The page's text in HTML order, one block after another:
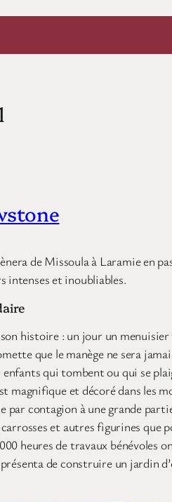
de Missoula à Laramie en
intenses et inoubliables.
histoire : un jour un
que le manège ne sera
qui tombent ou qui se
magnifique et décoré dans les
par contagion à une grande
et autres figurines
heures de travaux
de construire un jardin